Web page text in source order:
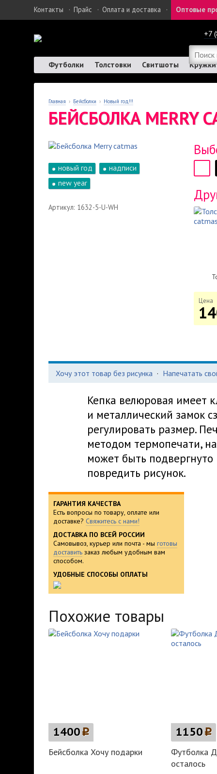
Контакты · Прайс · Оплата и доставка · Оптовые
+7
Футболки Толстовки Свитшоты Кружки
Главная › Бейсболки › Новый год!!!
БЕЙСБОЛКА MERRY
новый год
надписи
new year
Артикул: 1632-5-U-WH
Цена
Хочу этот товар без рисунка · Напечатать
Кепка велюровая имеет
и металлический замок
регулировать размер.
методом термопечати,
может быть
повредить рисунок.
ГАРАНТИЯ КАЧЕСТВА
Есть вопросы по товару, оплате или
доставке? Свяжитесь с нами!
ДОСТАВКА ПО ВСЕЙ РОССИИ
Самовывоз, курьер или почта - мы готовы
доставить заказ любым удобным вам
способом.
УДОБНЫЕ СПОСОБЫ ОПЛАТЫ
Похожие товары
1400p
Бейсболка Хочу подарки
1150p
Футболка
осталось